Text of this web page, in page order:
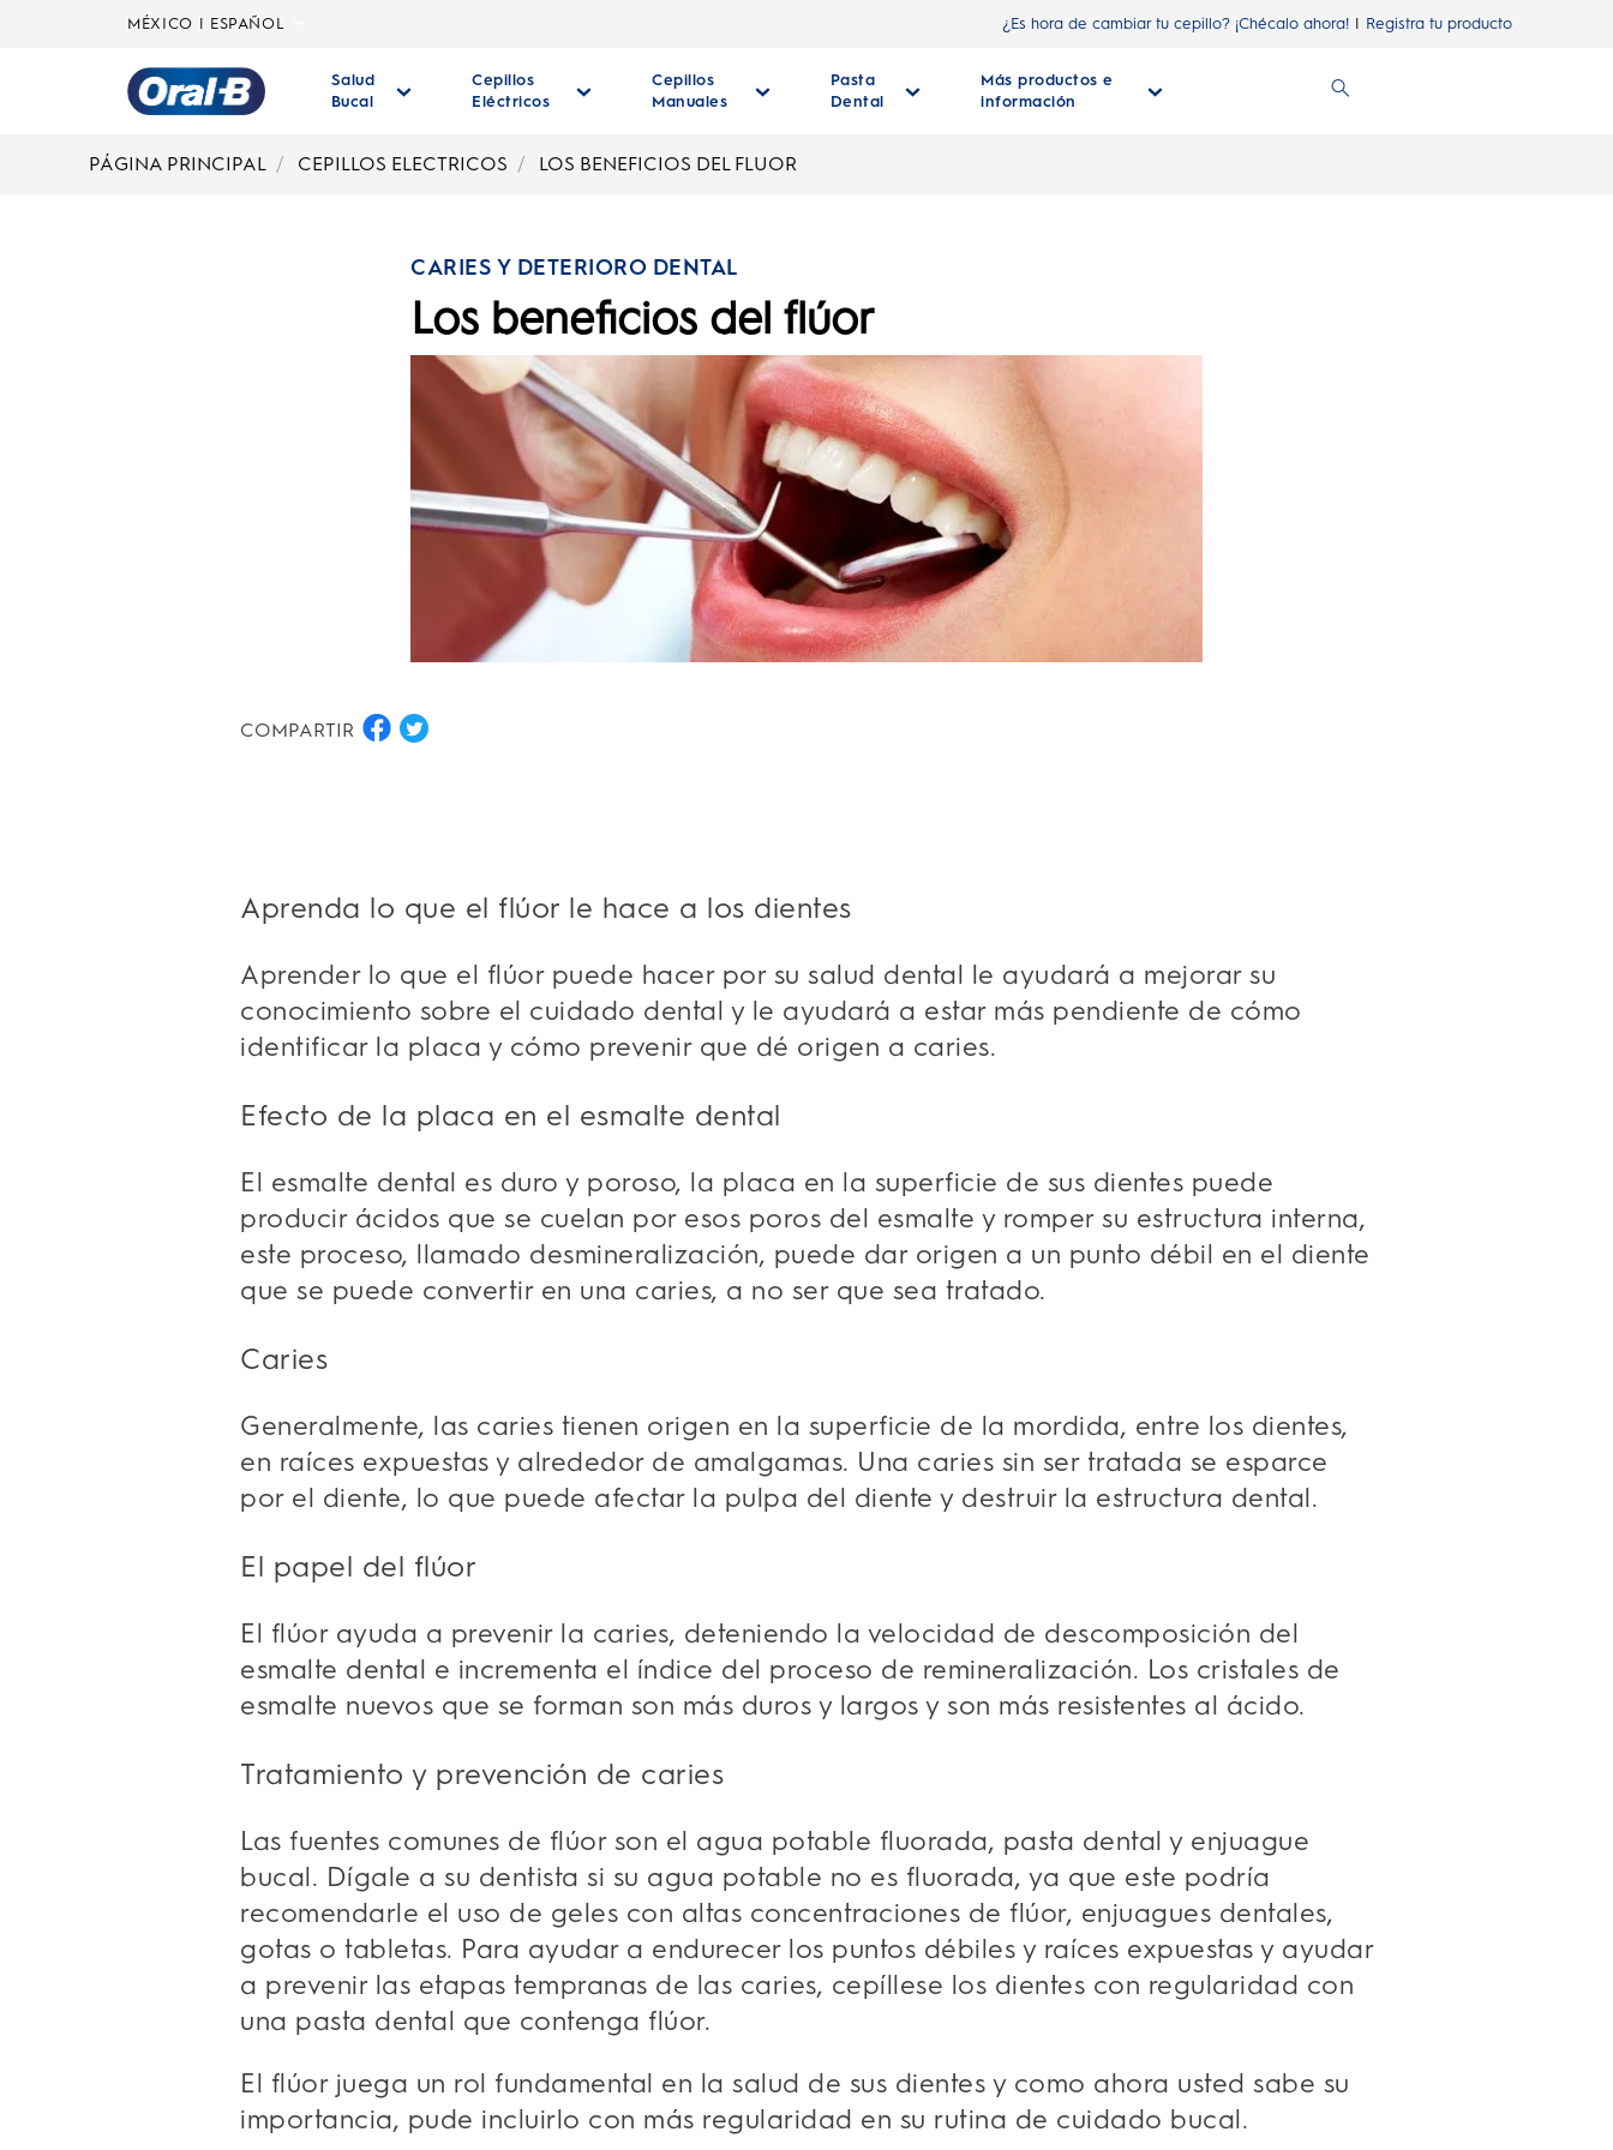
MÉXICO | ESPAÑOL ¿Es hora de cambiar tu cepillo? ¡Chécalo ahora! Registra tu producto
principal
Salud
Bucal
Cepillos
Eléctricos
Cepillos
Manuales
Pasta
Dental
Más productos e
información
PÁGINA PRINCIPAL CEPILLOS ELECTRICOS LOS BENEFICIOS DEL FLUOR
CARIES Y DETERIORO DENTAL
Los beneficios del flúor
COMPARTIR
Aprenda lo que el flúor le hace a los dientes
Aprender lo que el flúor puede hacer por su salud dental le ayudará a mejorar su
conocimiento sobre el cuidado dental y le ayudará a estar más pendiente de cómo
identificar la placa y cómo prevenir que dé origen a caries.
Efecto de la placa en el esmalte dental
El esmalte dental es duro y poroso, la placa en la superficie de sus dientes puede
producir ácidos que se cuelan por esos poros del esmalte y romper su estructura interna,
este proceso, llamado desmineralización, puede dar origen a un punto débil en el diente
que se puede convertir en una caries, a no ser que sea tratado.
Caries
Generalmente, las caries tienen origen en la superficie de la mordida, entre los dientes,
en raíces expuestas y alrededor de amalgamas. Una caries sin ser tratada se esparce
por el diente, lo que puede afectar la pulpa del diente y destruir la estructura dental.
El papel del flúor
El flúor ayuda a prevenir la caries, deteniendo la velocidad de descomposición del
esmalte dental e incrementa el índice del proceso de remineralización. Los cristales de
esmalte nuevos que se forman son más duros y largos y son más resistentes al ácido.
Tratamiento y prevención de caries
Las fuentes comunes de flúor son el agua potable fluorada, pasta dental y enjuague
bucal. Dígale a su dentista si su agua potable no es fluorada, ya que este podría
recomendarle el uso de geles con altas concentraciones de flúor, enjuagues dentales,
gotas o tabletas. Para ayudar a endurecer los puntos débiles y raíces expuestas y ayudar
a prevenir las etapas tempranas de las caries, cepíllese los dientes con regularidad con
una pasta dental que contenga flúor.
El flúor juega un rol fundamental en la salud de sus dientes y como ahora usted sabe su
importancia, pude incluirlo con más regularidad en su rutina de cuidado bucal.